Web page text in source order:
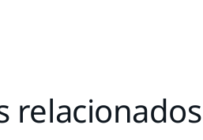
relacionados